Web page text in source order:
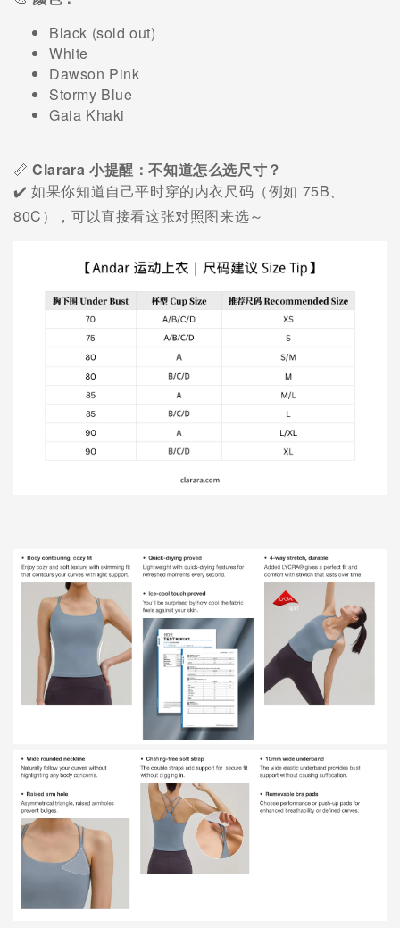
Black (sold out)
White
Dawson Pink
Stormy Blue
Gaia Khaki
📏Clarara 小提醒：不知道怎么选尺寸？
✔️ 如果你知道自己平时穿的内衣尺码（例如 75B
80C ），可以直接看这张对照图来选～